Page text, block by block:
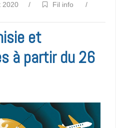
2020 / Fil info
/
et
à partir du 26